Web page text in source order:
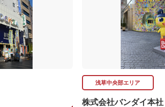
浅草中央部エリア
株式会社バンダイ本社